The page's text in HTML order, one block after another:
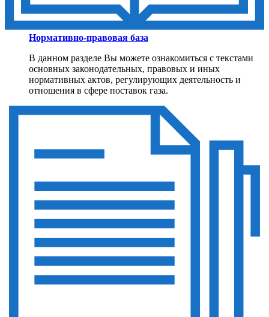
Нормативно-правовая база
В данном разделе Вы можете ознакомиться с текстами
основных законодательных, правовых и иных
нормативных актов, регулирующих деятельность и
отношения в сфере поставок газа.